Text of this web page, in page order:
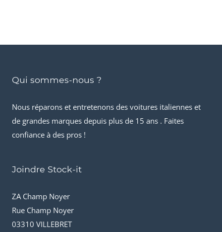
Qui sommes-nous ?
Nous réparons et entretenons des voitures italiennes et
de grandes marques depuis plus de 15 ans . Faites
confiance à des pros !
Joindre Stock-it
ZA Champ Noyer
Rue Champ Noyer
03310 VILLEBRET